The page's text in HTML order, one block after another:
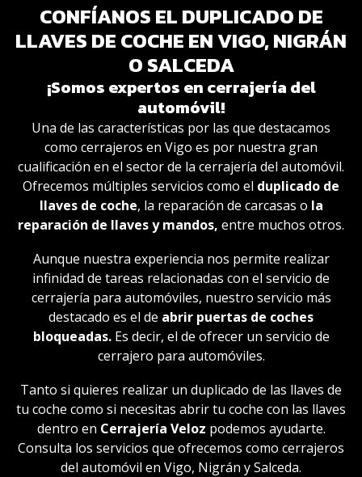
CONFÍANOS EL DUPLICADO DE
LLAVES DE COCHE EN VIGO, NIGRÁN
O SALCEDA
¡Somos expertos en cerrajería del
automóvil!
Una de las características por las que destacamos
como cerrajeros en Vigo es por nuestra gran
cualificación en el sector de la cerrajería del automóvil.
Ofrecemos múltiples servicios como el duplicado de
llaves de coche, la reparación de carcasas o la
reparación de llaves y mandos, entre muchos otros.
Aunque nuestra experiencia nos permite realizar
infinidad de tareas relacionadas con el servicio de
cerrajería para automóviles, nuestro servicio más
destacado es el de abrir puertas de coches
bloqueadas.Es decir, el de ofrecer un servicio de
cerrajero para automóviles.
Tanto si quieres realizar un duplicado de las llaves de
tu coche como si necesitas abrir tu coche con las llaves
dentro en Cerrajería Veloz podemos ayudarte.
Consulta los servicios que ofrecemos como cerrajeros
del automóvil en Vigo, Nigrán y Salceda.